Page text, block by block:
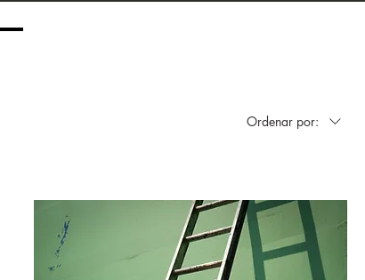
Ordenar por: